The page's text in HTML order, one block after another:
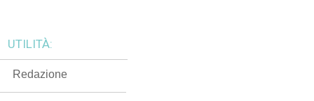
UTILITÀ:
Redazione